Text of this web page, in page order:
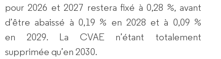
pour 2026 et 2027 restera fixé à 0,28 %, avant
d’être abaissé à 0,19 % en 2028 et à 0,09 %
en 2029. La CVAE n’étant totalement
supprimée qu’en 2030.